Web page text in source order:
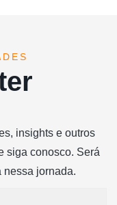
insights e outros
siga conosco. Será
nessa jornada.